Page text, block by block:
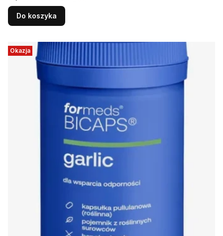
Do koszyka
Okazja